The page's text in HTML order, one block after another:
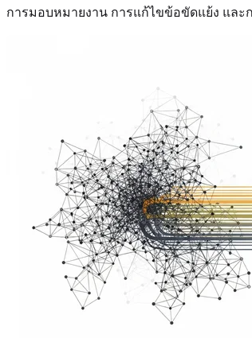
การมอบหมายงาน การแก้ไขข้อขัดแย้ง แล